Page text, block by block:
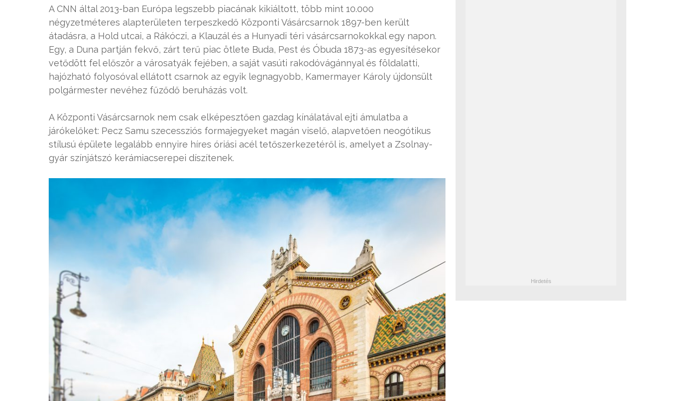
A CNN által 2013-ban Európa legszebb piacának kikiáltott, több mint 10.000
négyzetméteres alapterületen terpeszkedő Központi Vásárcsarnok 1897-ben került
átadásra, a Hold utcai, a Rákóczi, a Klauzál és a Hunyadi téri vásárcsarnokokkal egy napon.
Egy, a Duna partján fekvő, zárt terű piac ötlete Buda, Pest és Óbuda 1873-as egyesítésekor
vetődött fel először a városatyák fejében, a saját vasúti rakodóvágánnyal és földalatti,
hajózható folyosóval ellátott csarnok az egyik legnagyobb, Kamermayer Károly újdonsült
polgármester nevéhez fűződő beruházás volt.
A Központi Vásárcsarnok nem csak elképesztően gazdag kínálatával ejti ámulatba a
járókelőket: Pecz Samu szecessziós formajegyeket magán viselő, alapvetően neogótikus
stílusú épülete legalább ennyire híres óriási acél tetőszerkezetéről is, amelyet a Zsolnay-
gyár színjátszó kerámiacserepei díszítenek.